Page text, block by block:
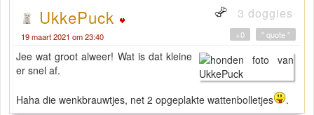
UkkePuck 3 doggies
19 maart 2021 om 23:40 " quote "
+0
Jee wat groot alweer! Wat is dat kleine
er snel af.
Haha die wenkbrauwtjes, net 2 opgeplakte wattenbolletjes .